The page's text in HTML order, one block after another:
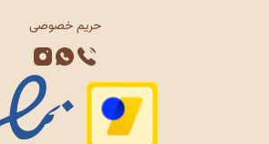
حریم خصوصی